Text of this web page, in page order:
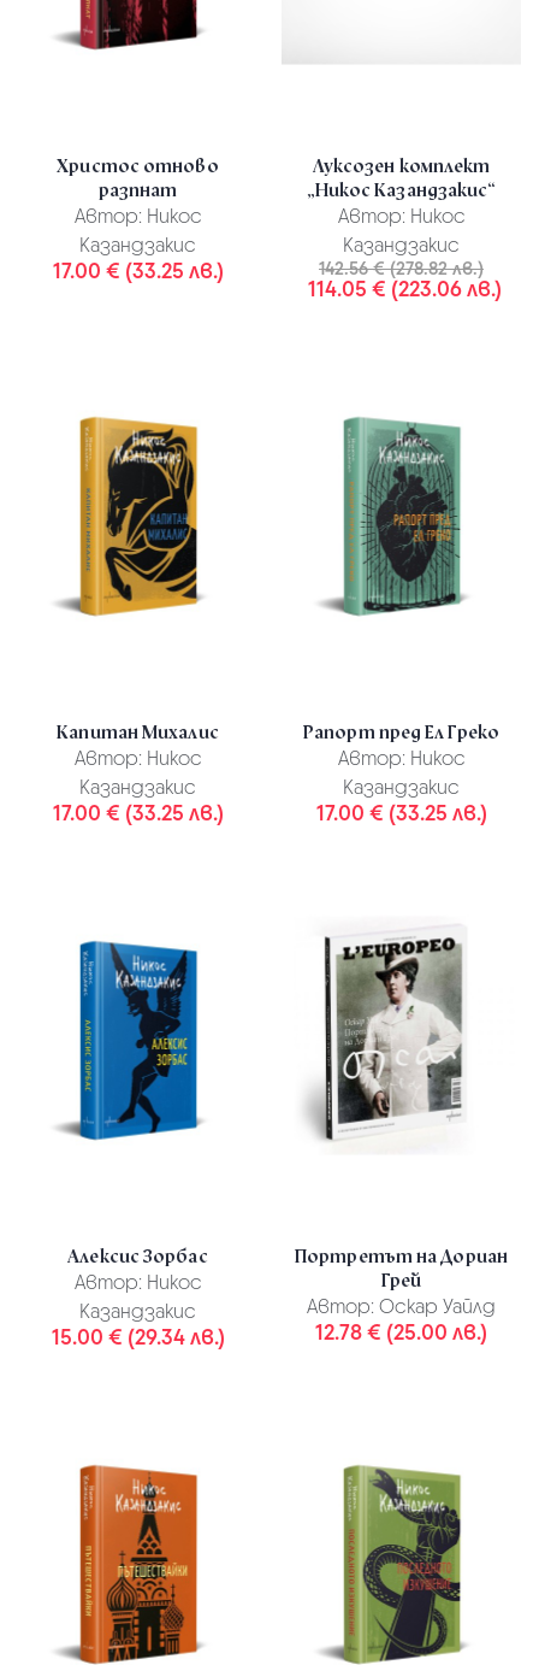
Христос отново
разпнат
Автор: Никос
Казандзакис
17.00 € (33.25 лв.)
Луксозен комплект
„Никос Казандзакис“
Автор: Никос
Казандзакис
142.56 € (278.82 лв.)
114.05 € (223.06 лв.)
Капитан Михалис
Автор: Никос
Казандзакис
17.00 € (33.25 лв.)
Рапорт пред Ел Греко
Автор: Никос
Казандзакис
17.00 € (33.25 лв.)
Алексис Зорбас
Автор: Никос
Казандзакис
15.00 € (29.34 лв.)
Портретът на Дориан
Грей
Автор: Оскар Уайлд
12.78 € (25.00 лв.)